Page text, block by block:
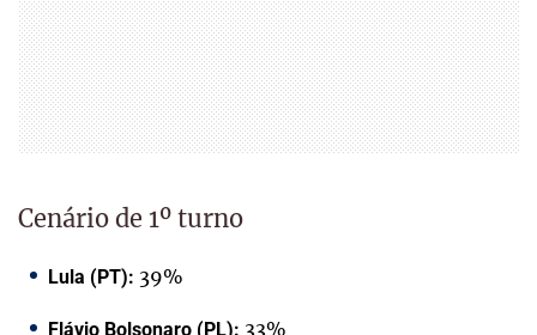
Cenário de 1º turno
Lula (PT): 39%
Flávio Bolsonaro (PL): 33%